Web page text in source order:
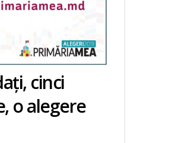
cinci
o alegere